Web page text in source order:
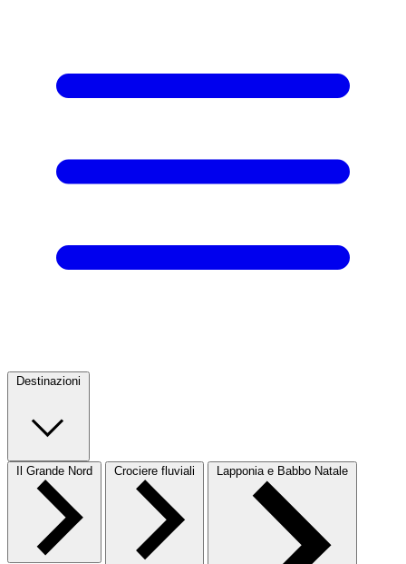
Destinazioni
Il Grande Nord Crociere fluviali Lapponia e Babbo Natale